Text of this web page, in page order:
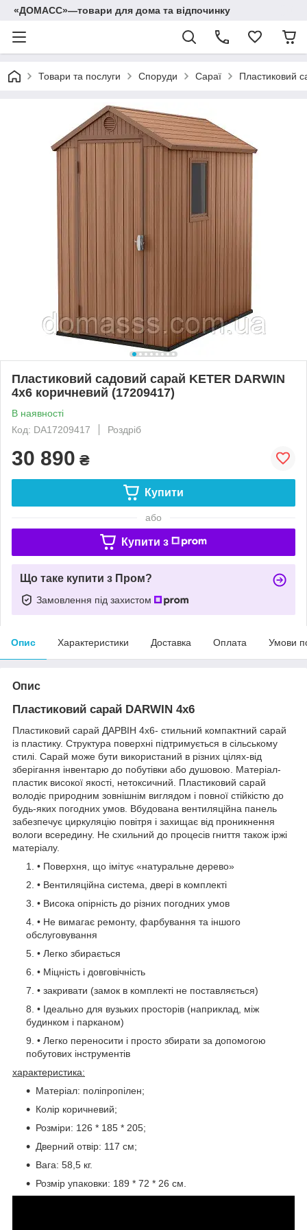
«ДОМАСС»—товари для дома та відпочинку
Товари та послуги Споруди Сараї Пластиковий
Пластиковий садовий сарай KETER DARWIN
4х6 коричневий (17209417)
В наявності
Код: DA17209417
Роздріб
30 890 ₴
Купити
або
Купити з
Що таке купити з Пром?
Замовлення під захистом
Опис Характеристики Доставка Оплата Умови
Опис
Пластиковий сарай DARWIN 4х6
Пластиковий сарай ДАРВІН 4х6- стильний компактний сарай
із пластику. Структура поверхні підтримується в сільському
стилі. Сарай може бути використаний в різних цілях-від
зберігання інвентарю до побутівки або душовою. Матеріал-
пластик високої якості, нетоксичний. Пластиковий сарай
володіє природним зовнішнім виглядом і повної стійкістю до
будь-яких погодних умов. Вбудована вентиляційна панель
забезпечує циркуляцію повітря і захищає від проникнення
вологи всередину. Не схильний до процесів гниття також іржі
матеріалу.
• Поверхня, що імітує «натуральне дерево»
• Вентиляційна система, двері в комплекті
• Висока опірність до різних погодних умов
• Не вимагає ремонту, фарбування та іншого
обслуговування
• Легко збирається
• Міцність і довговічність
• закривати (замок в комплекті не поставляється)
• Ідеально для вузьких просторів (наприклад, між
будинком і парканом)
• Легко переносити і просто збирати за допомогою
побутових інструментів
характеристика:
Матеріал: поліпропілен;
Колір коричневий;
Розміри: 126 * 185 * 205;
Дверний отвір: 117 см;
Вага: 58,5 кг.
Розмір упаковки: 189 * 72 * 26 см.